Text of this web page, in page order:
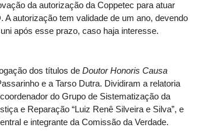
da autorização da Coppetec para atuar
A autorização tem validade de um ano, devendo
após esse prazo, caso haja interesse.
dos títulos deDoutor Honoris Causa
e a Tarso Dutra. Dividiram a relatoria
do Grupo de Sistematização da
e Reparação “Luiz Renê Silveira e Silva”, e
e integrante da Comissão da Verdade.